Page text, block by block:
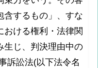
含するもの」、すな
おける権利・法律関
生じ、判決理由中の
訴訟法(以下法令名